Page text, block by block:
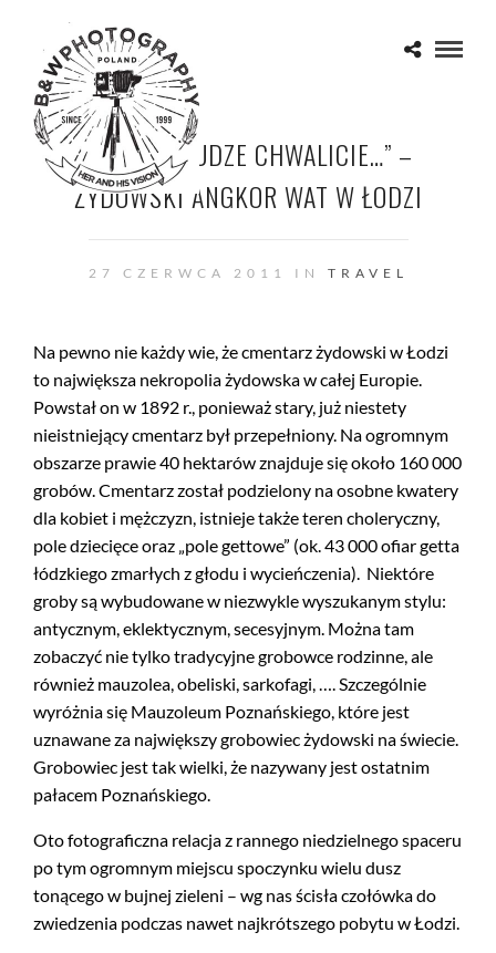
Z SERII: „CUDZE CHWALICIE…” –
ŻYDOWSKI ANGKOR WAT W ŁODZI
27 CZERWCA 2011 IN TRAVEL
Na pewno nie każdy wie, że cmentarz żydowski w Łodzi
to największa nekropolia żydowska w całej Europie.
Powstał on w 1892 r., ponieważ stary, już niestety
nieistniejący cmentarz był przepełniony. Na ogromnym
obszarze prawie 40 hektarów znajduje się około 160 000
grobów. Cmentarz został podzielony na osobne kwatery
dla kobiet i mężczyzn, istnieje także teren choleryczny,
pole dziecięce oraz „pole gettowe” (ok. 43 000 ofiar getta
łódzkiego zmarłych z głodu i wycieńczenia). Niektóre
groby są wybudowane w niezwykle wyszukanym stylu:
antycznym, eklektycznym, secesyjnym. Można tam
zobaczyć nie tylko tradycyjne grobowce rodzinne, ale
również mauzolea, obeliski, sarkofagi, …. Szczególnie
wyróżnia się Mauzoleum Poznańskiego, które jest
uznawane za największy grobowiec żydowski na świecie.
Grobowiec jest tak wielki, że nazywany jest ostatnim
pałacem Poznańskiego.
Oto fotograficzna relacja z rannego niedzielnego spaceru
po tym ogromnym miejscu spoczynku wielu dusz
tonącego w bujnej zieleni – wg nas ścisła czołówka do
zwiedzenia podczas nawet najkrótszego pobytu w Łodzi.